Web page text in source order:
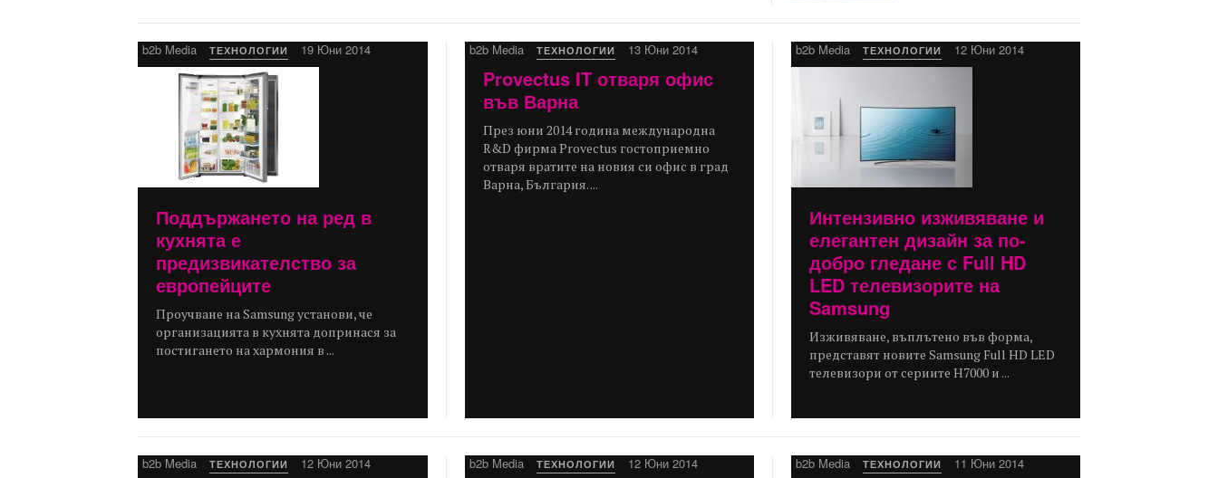
b2b Media ТЕХНОЛОГИИ 19 Юни 2014
Поддържането на ред в
кухнята е
предизвикателство за
европейците
Проучване на Samsung установи, че
организацията в кухнята допринася за
постигането на хармония в ...
b2b Media ТЕХНОЛОГИИ 13 Юни 2014
Provectus IT отваря офис
във Варна
През юни 2014 година международна
R&D фирма Provectus гостоприемно
отваря вратите на новия си офис в град
Варна, България. ...
b2b Media ТЕХНОЛОГИИ 12 Юни 2014
Интензивно изживяване и
елегантен дизайн за по-
добро гледане с Full HD
LED телевизорите на
Samsung
Изживяване, въплътено във форма,
представят новите Samsung Full HD LED
телевизори от сериите Н7000 и ...
b2b Media ТЕХНОЛОГИИ 12 Юни 2014 b2b Media ТЕХНОЛОГИИ 12 Юни 2014 b2b Media ТЕХНОЛОГИИ 11 Юни 2014